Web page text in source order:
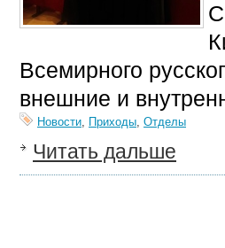
Всемирного
внешние и
Новости, Приходы, Отделы
Читать дальше